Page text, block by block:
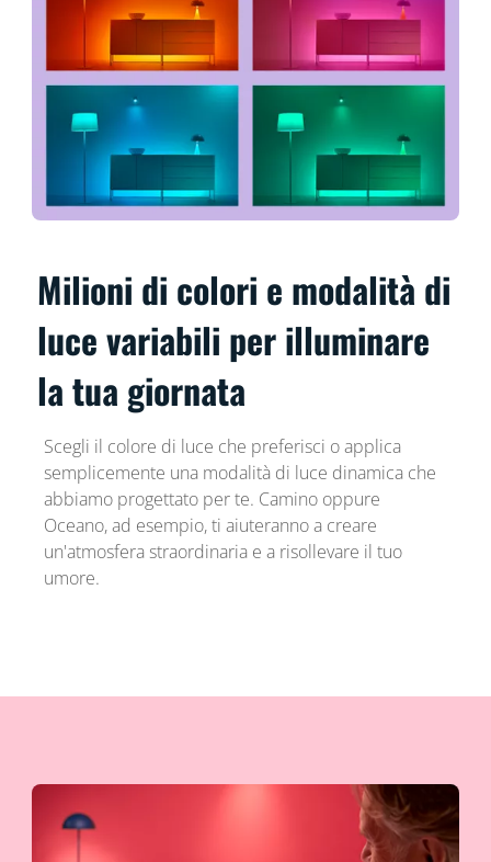
Milioni di colori e modalità di
luce variabili per illuminare
la tua giornata
Scegli il colore di luce che preferisci o applica
semplicemente una modalità di luce dinamica che
abbiamo progettato per te. Camino oppure
Oceano, ad esempio, ti aiuteranno a creare
un'atmosfera straordinaria e a risollevare il tuo
umore.